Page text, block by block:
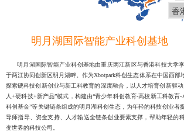
香
明月湖国际智能产业科创基地
明月湖国际智能产业科创基地由重庆两江新区与香港科技大学
于两江协同创新区明月湖畔。作为Xbotpark科创生态体系在中国西部
探索硬科技创新创业与新工科教育的深度融合，以人才培育创新驱
人+硬科技+新产品”模式，构建由“青少年科创教育-高校新工科教育
科创基金”等关键链条组成的明月湖科创生态，为年轻的科技创业者
导师指导、资金支持、人才输送全链条创业要素支撑，帮助年轻的
变世界的科技公司。